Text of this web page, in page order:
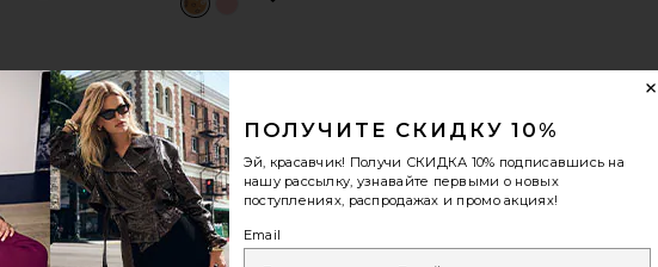
SHAY
избранноеСУМКА НА ПЛЕЧО
ПОПУЛЯРНО
СЕЙЧАС!
Продано 25 раз за
последние 48
часов
ПОЛУЧИТЕ СКИДКУ 10%
Эй, красавчик! Получи СКИДКА 10% подписавшись на
нашу рассылку, узнавайте первыми о новых
поступлениях, распродажах и промо акциях!
Email